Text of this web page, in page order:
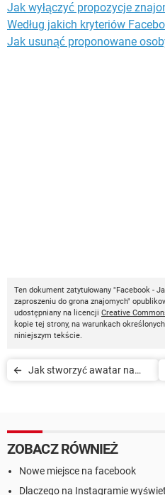
Jak wyłączyć propozycje
Według jakich kryteriów
Jak usunąć proponowane
Ten dokument zatytułowany "Facebook -
zaproszeniu do grona znajomych"
udostępniany na licencji Creative
kopie tej strony, na warunkach
niniejszym tekście.
Jak stworzyć awatar na
ZOBACZ RÓWNIEŻ
Nowe miejsce na facebook
Dlaczego na Instagramie